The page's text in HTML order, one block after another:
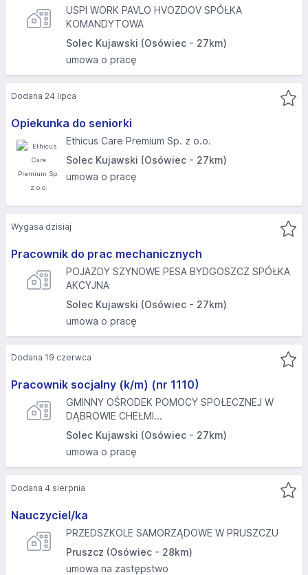
USPI WORK PAVLO HVOZDOV SPÓŁKA
KOMANDYTOWA
Solec Kujawski (Osówiec - 27km)
umowa o pracę
Opiekunka do seniorki
Ethicus Care Premium Sp. z o.o.
Solec Kujawski (Osówiec - 27km)
umowa o pracę
Dodana 24 lipca
Pracownik do prac mechanicznych
POJAZDY SZYNOWE PESA BYDGOSZCZ SPÓŁKA
AKCYJNA
Solec Kujawski (Osówiec - 27km)
umowa o pracę
Wygasa dzisiaj
Pracownik socjalny (k/m) (nr 1110)
GMINNY OŚRODEK POMOCY SPOŁECZNEJ W
DĄBROWIE CHEŁMI...
Solec Kujawski (Osówiec - 27km)
umowa o pracę
Dodana 19 czerwca
Nauczyciel/ka
PRZEDSZKOLE SAMORZĄDOWE W PRUSZCZU
Pruszcz (Osówiec - 28km)
umowa na zastępstwo
Dodana 4 sierpnia